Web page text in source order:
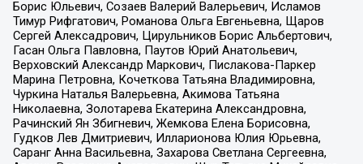
Борис Юльевич, Созаев Валерий Валерьевич, Исламов
Тимур Рифгатович, Романова Ольга Евгеньевна, Щаров
Сергей Алексадрович, Цирульников Борис Альбертович,
Гасан Ольга Павловна, Паутов Юрий Анатольевич,
Верховский Александр Маркович, Пислакова-Паркер
Марина Петровна, Кочеткова Татьяна Владимировна,
Чуркина Наталья Валерьевна, Акимова Татьяна
Николаевна, Золотарева Екатерина Александровна,
Рачинский Ян Збигневич, Жемкова Елена Борисовна,
Гудков Лев Дмитриевич, Илларионова Юлия Юрьевна,
Саранг Анна Васильевна, Захарова Светлана Сергеевна,